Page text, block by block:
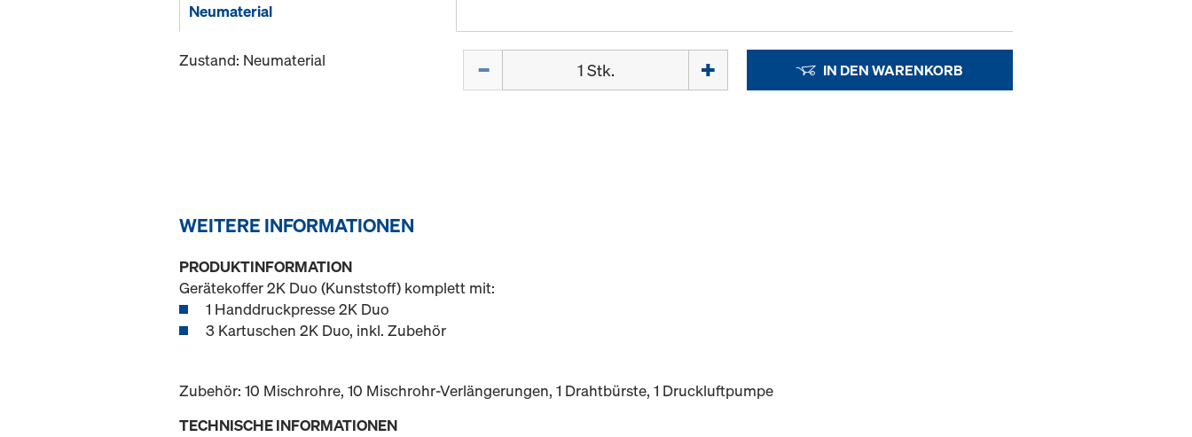
Neumaterial
Zustand: Neumaterial IN DEN WARENKORB
WEITERE INFORMATIONEN
PRODUKTINFORMATION
Gerätekoffer 2K Duo (Kunststoff) komplett mit:
1 Handdruckpresse 2K Duo
3 Kartuschen 2K Duo, inkl. Zubehör
Zubehör: 10 Mischrohre, 10 Mischrohr-Verlängerungen, 1 Drahtbürste, 1 Druckluftpumpe
TECHNISCHE INFORMATIONEN